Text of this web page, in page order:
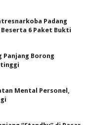
Padang
Beserta 6 Paket Bukti
Panjang Borong
Mental Personel,